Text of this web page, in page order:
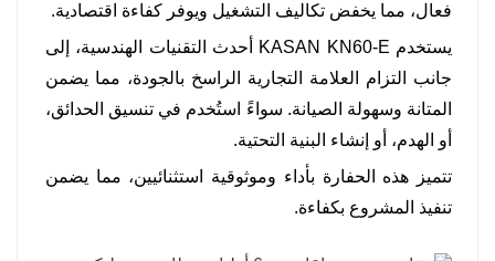
فعال، مما يخفض تكاليف التشغيل ويوفر كفاءة اقتصادية.
يستخدم KASAN KN60-E أحدث التقنيات الهندسية، إلى
جانب التزام العلامة التجارية الراسخ بالجودة، مما يضمن
المتانة وسهولة الصيانة. سواءً استُخدم في تنسيق الحدائق،
أو الهدم، أو إنشاء البنية التحتية.
تتميز هذه الحفارة بأداء وموثوقية استثنائيين، مما يضمن
تنفيذ المشروع بكفاءة.